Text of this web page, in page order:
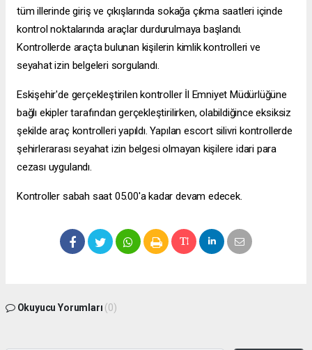
tüm illerinde giriş ve çıkışlarında sokağa çıkma saatleri içinde
kontrol noktalarında araçlar durdurulmaya başlandı.
Kontrollerde araçta bulunan kişilerin kimlik kontrolleri ve
seyahat izin belgeleri sorgulandı.
Eskişehir'de gerçekleştirilen kontroller İl Emniyet Müdürlüğüne
bağlı ekipler tarafından gerçekleştirilirken, olabildiğince eksiksiz
şekilde araç kontrolleri yapıldı. Yapılan escort silivri kontrollerde
şehirlerarası seyahat izin belgesi olmayan kişilere idari para
cezası uygulandı.
Kontroller sabah saat 05.00'a kadar devam edecek.
Okuyucu Yorumları (0)